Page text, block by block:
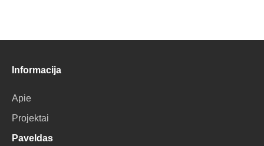
Informacija
Apie
Projektai
Paveldas